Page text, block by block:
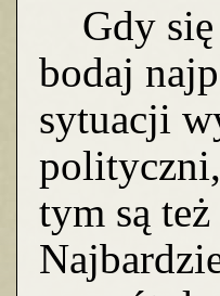
Gdy się
bodaj
sytuacji
tym są